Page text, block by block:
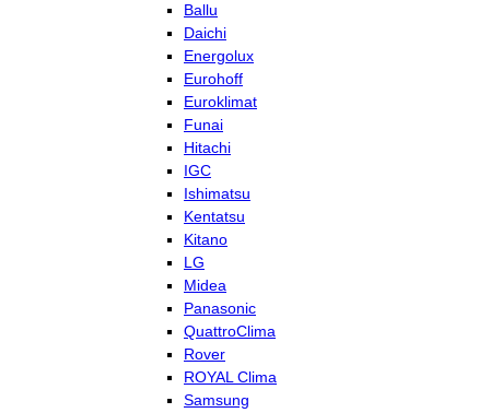
Ballu
Daichi
Energolux
Eurohoff
Euroklimat
Funai
Hitachi
IGC
Ishimatsu
Kentatsu
Kitano
LG
Midea
Panasonic
QuattroClima
Rover
ROYAL Clima
Samsung